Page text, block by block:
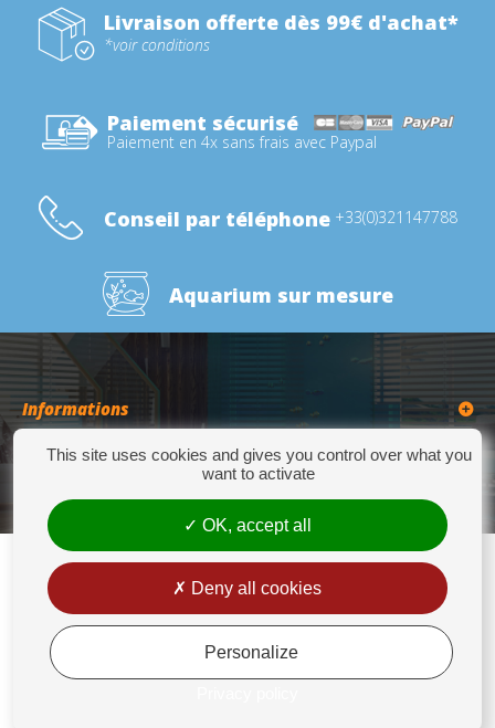
Livraison offerte dès 99€ d'achat*
*voir conditions
Paiement sécurisé
Paiement en 4x sans frais avec Paypal
Conseil par téléphone +33(0)321147788
Aquarium sur mesure
Informations
Catégories
276 Quater Route de la Bassée - 62300 LENS - Tél : +33(0)3 21 14 77 88 - Fax:
+33(0)3 21 14 77 89 - europrix@wanadoo.fr
Mentions légales
This site uses cookies and gives you control over what you
want to activate
OK, accept all
Deny all cookies
Personalize